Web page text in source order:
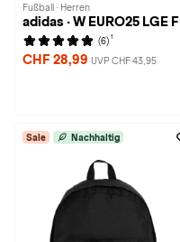
Fußball · Herren
adidas · W EURO25 LGE F
(6) 1
CHF 28,99 UVP CHF 43,95
Sale Nachhaltig